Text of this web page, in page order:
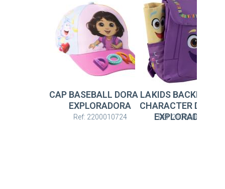
CAP BASEBALL DORA LA
EXPLORADORA
Ref: 2200010724
KIDS BACKPACK
CHARACTER DORA
EXPLORADORA
Ref: 2100006540